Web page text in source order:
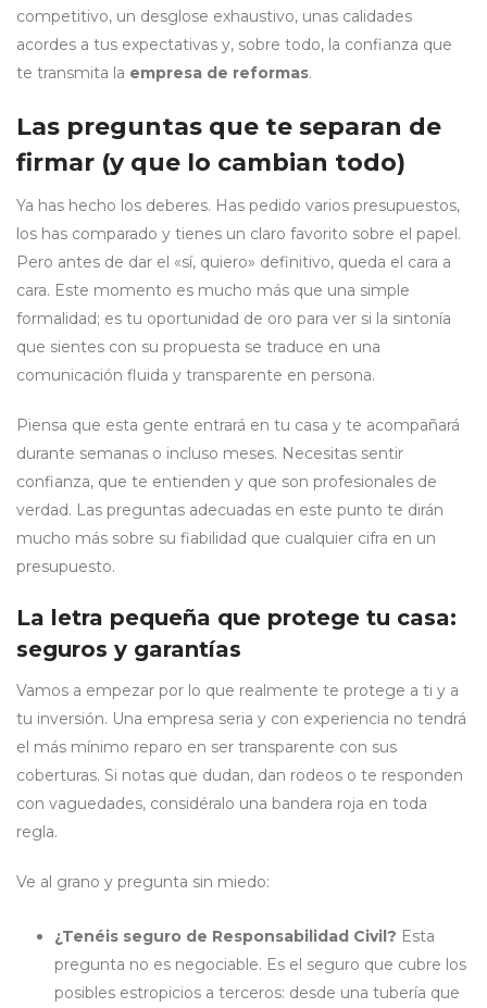
competitivo, un desglose exhaustivo, unas calidades
acordes a tus expectativas y, sobre todo, la confianza que
te transmita la empresa de reformas.
Las preguntas que te separan de
firmar (y que lo cambian todo)
Ya has hecho los deberes. Has pedido varios presupuestos,
los has comparado y tienes un claro favorito sobre el papel.
Pero antes de dar el «sí, quiero» definitivo, queda el cara a
cara. Este momento es mucho más que una simple
formalidad; es tu oportunidad de oro para ver si la sintonía
que sientes con su propuesta se traduce en una
comunicación fluida y transparente en persona.
Piensa que esta gente entrará en tu casa y te acompañará
durante semanas o incluso meses. Necesitas sentir
confianza, que te entienden y que son profesionales de
verdad. Las preguntas adecuadas en este punto te dirán
mucho más sobre su fiabilidad que cualquier cifra en un
presupuesto.
La letra pequeña que protege tu casa:
seguros y garantías
Vamos a empezar por lo que realmente te protege a ti y a
tu inversión. Una empresa seria y con experiencia no tendrá
el más mínimo reparo en ser transparente con sus
coberturas. Si notas que dudan, dan rodeos o te responden
con vaguedades, considéralo una bandera roja en toda
regla.
Ve al grano y pregunta sin miedo:
¿Tenéis seguro de Responsabilidad Civil? Esta
pregunta no es negociable. Es el seguro que cubre los
posibles estropicios a terceros: desde una tubería que